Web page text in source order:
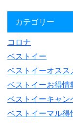
カテゴリー
コロナ
ベストイー
ベストイーオスス
ベストイーお得情
ベストイーキャン
ベストイーマル得